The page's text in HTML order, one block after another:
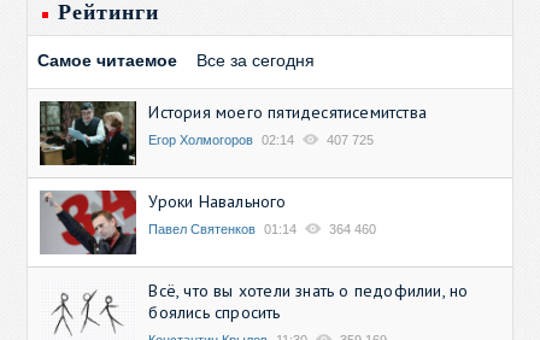
Рейтинги
Самое читаемое Все за сегодня
История моего пятидесятисемитства
Егор Холмогоров 02:14 407 725
Уроки Навального
Павел Святенков 01:14 364 460
Всё, что вы хотели знать о педофилии, но
боялись спросить